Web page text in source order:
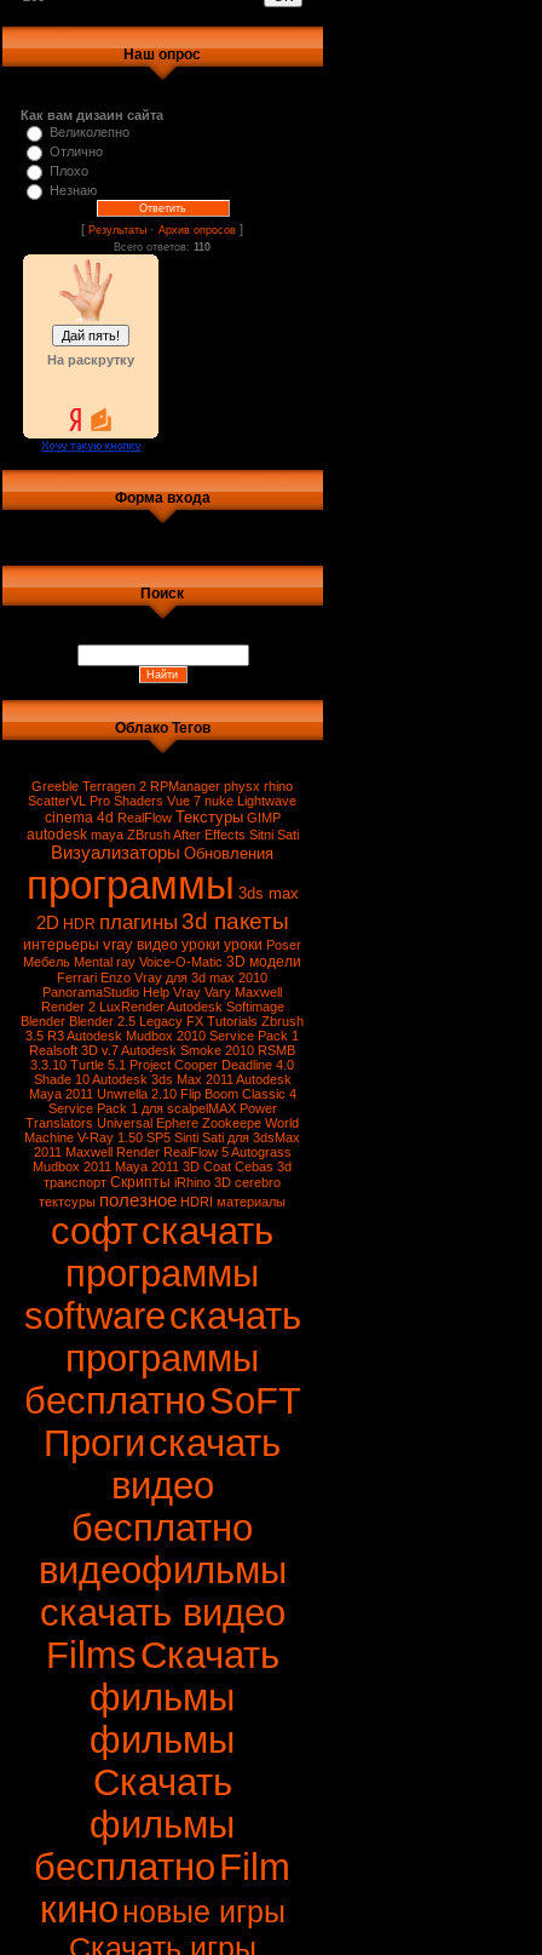
Наш опрос
Как вам дизаин сайта
Великолепно
Отлично
Плохо
Незнаю
[Результаты ·Архив опросов ]
Всего ответов:110
На раскрутку
Форма входа
Поиск
Облако Тегов
Greeble Terragen 2 RPManager physx rhino
ScatterVL Pro Shaders Vue 7 nuke Lightwave
cinema 4d RealFlow Текстуры GIMP
autodesk maya ZBrushAfter Effects Sitni Sati
Визуализаторы Обновления
программы 3ds max
2D HDR плагины 3d пакеты
интерьеры vray видео уроки уроки Poser
Мебель Mental ray Voice-O-Matic 3D модели
Ferrari Enzo Vray для 3d max 2010
PanoramaStudio Help Vray Vary Maxwell
Render 2 LuxRenderAutodesk Softimage
Blender Blender 2.5 Legacy FX Tutorials Zbrush
3.5 R3 Autodesk Mudbox 2010 Service Pack 1
Realsoft 3D v.7 Autodesk Smoke 2010 RSMB
3.3.10 Turtle 5.1 Project Cooper Deadline 4.0
Shade 10Autodesk 3ds Max 2011 Autodesk
Maya 2011 Unwrella 2.10 Flip Boom Classic 4
Service Pack 1 для scalpelMAX Power
Translators Universal Ephere Zookeepe World
Machine V-Ray 1.50 SP5 Sinti Sati для 3dsMax
2011 Maxwell Render RealFlow 5Autograss
Mudbox 2011 Maya 2011 3D Coat Cebas 3d
транспорт Скрипты iRhino 3D cerebro
тектсуры полезное HDRI материалы
софтскачать
программы
softwareскачать
программы
бесплатноSoFT
Прогискачать
видео
бесплатно
видеофильмы
скачать видео
FilmsСкачать
фильмы
фильмы
Скачать
фильмы
бесплатноFilm
киноновые игры
Скачать игры